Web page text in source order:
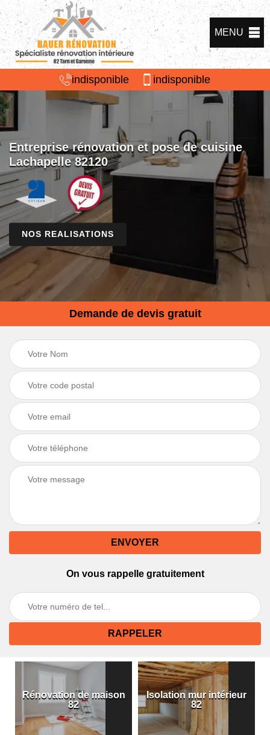
MENU
indisponible indisponible
Entreprise rénovation et pose de cuisine
Lachapelle 82120
NOS REALISATIONS
Demande de devis gratuit
On vous rappelle gratuitement
Rénovation de maison
82
Isolation mur intérieur
82